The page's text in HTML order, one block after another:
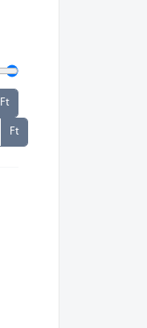
Ft
Ft